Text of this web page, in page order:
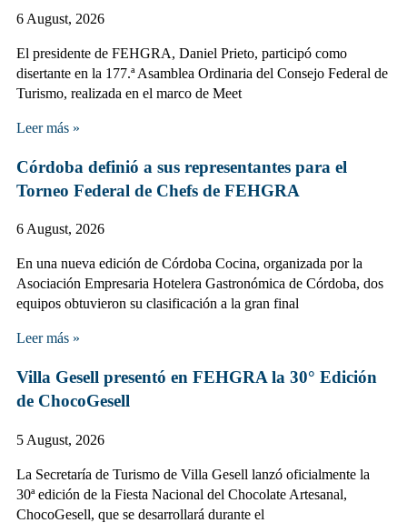
6 August, 2026
El presidente de FEHGRA, Daniel Prieto, participó como
disertante en la 177.ª Asamblea Ordinaria del Consejo Federal de
Turismo, realizada en el marco de Meet
Leer más »
Córdoba definió a sus representantes para el
Torneo Federal de Chefs de FEHGRA
6 August, 2026
En una nueva edición de Córdoba Cocina, organizada por la
Asociación Empresaria Hotelera Gastronómica de Córdoba, dos
equipos obtuvieron su clasificación a la gran final
Leer más »
Villa Gesell presentó en FEHGRA la 30° Edición
de ChocoGesell
5 August, 2026
La Secretaría de Turismo de Villa Gesell lanzó oficialmente la
30ª edición de la Fiesta Nacional del Chocolate Artesanal,
ChocoGesell, que se desarrollará durante el